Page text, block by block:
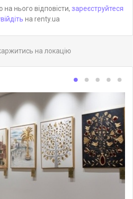
на нього відповісти, зареєструйтеся
на renty.ua
на локацію